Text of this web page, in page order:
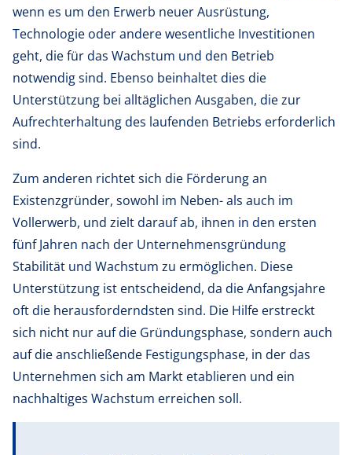
wenn es um den Erwerb neuer Ausrüstung,
Technologie oder andere wesentliche Investitionen
geht, die für das Wachstum und den Betrieb
notwendig sind. Ebenso beinhaltet dies die
Unterstützung bei alltäglichen Ausgaben, die zur
Aufrechterhaltung des laufenden Betriebs erforderlich
sind.
Zum anderen richtet sich die Förderung an
Existenzgründer, sowohl im Neben- als auch im
Vollerwerb, und zielt darauf ab, ihnen in den ersten
fünf Jahren nach der Unternehmensgründung
Stabilität und Wachstum zu ermöglichen. Diese
Unterstützung ist entscheidend, da die Anfangsjahre
oft die herausforderndsten sind. Die Hilfe erstreckt
sich nicht nur auf die Gründungsphase, sondern auch
auf die anschließende Festigungsphase, in der das
Unternehmen sich am Markt etablieren und ein
nachhaltiges Wachstum erreichen soll.